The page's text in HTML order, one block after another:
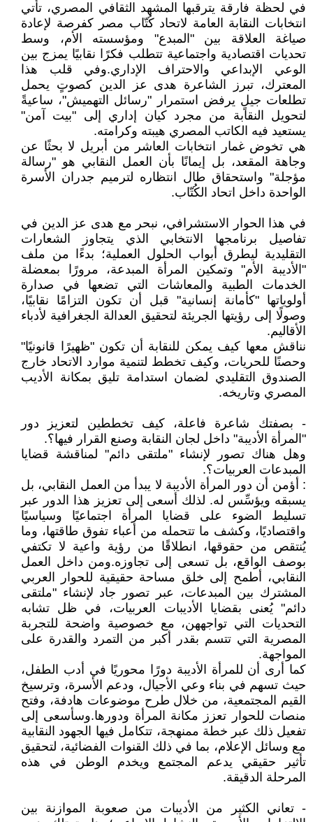
في لحظة فارقة يترقبها المشهد الثقافي المصري، تأتي
انتخابات النقابة العامة لاتحاد كُتّاب مصر كفرصة لإعادة
صياغة العلاقة بين "المبدع" ومؤسسته الأم، وسط
تحديات اقتصادية واجتماعية تتطلب فكرًا نقابيًا يمزج بين
الوعي الإبداعي والاحتراف الإداري.وفي قلب هذا
المعترك، تبرز الشاعرة هدى عز الدين كصوتٍ يحمل
تطلعات جيلٍ يرفض استمرار "رسائل التهميش"، ساعيةً
لتحويل النقابة من مجرد كيان إداري إلى "بيت آمن"
يستعيد فيه الكاتب المصري هيبته وكرامته.
هي تخوض غمار انتخابات العاشر من أبريل لا بحثًا عن
وجاهة المقعد، بل إيمانًا بأن العمل النقابي هو "رسالة
مؤجلة" واستحقاق طال انتظاره لترميم جدران الأسرة
الواحدة داخل اتحاد الكُتّاب.
في هذا الحوار الاستشرافي، نبحر مع هدى عز الدين في
تفاصيل برنامجها الانتخابي الذي يتجاوز الشعارات
التقليدية ليطرق أبواب الحلول العملية؛ بدءًا من ملف
"الأديبة الأم" وتمكين المرأة المبدعة، مرورًا بمعضلة
الخدمات الطبية والمعاشات التي تضعها في صدارة
أولوياتها "كأمانة إنسانية" قبل أن تكون التزامًا نقابيًا،
وصولًا إلى رؤيتها الجريئة لتحقيق العدالة الجغرافية لأدباء
الأقاليم.
نناقش معها كيف يمكن للنقابة أن تكون "ظهيرًا قانونيًا"
وحصنًا للحريات، وكيف تخطط لتنمية موارد الاتحاد خارج
الصندوق التقليدي لضمان استدامة تليق بمكانة الأديب
المصري وتاريخه.
- بصفتك شاعرة فاعلة، كيف تخططين لتعزيز دور
"المرأة الأديبة" داخل لجان النقابة وصنع القرار فيها؟.
وهل هناك تصور لإنشاء "ملتقى دائم" لمناقشة قضايا
المبدعات العربيات؟.
: أؤمن أن دور المرأة الأديبة لا يبدأ من العمل النقابي، بل
يسبقه ويؤسِّس له. لذلك أسعى إلى تعزيز هذا الدور عبر
تسليط الضوء على قضايا المرأة اجتماعيًا وسياسيًا
واقتصاديًا، وكشف ما تتحمله من أعباء تفوق طاقتها، وما
يُنتقص من حقوقها، انطلاقًا من رؤية واعية لا تكتفي
بوصف الواقع، بل تسعى إلى تجاوزه.ومن داخل العمل
النقابي، أطمح إلى خلق مساحة حقيقية للحوار العربي
المشترك بين المبدعات، عبر تصور جاد لإنشاء "ملتقى
دائم" يُعنى بقضايا الأديبات العربيات، في ظل تشابه
التحديات التي تواجههن، مع خصوصية واضحة للتجربة
المصرية التي تتسم بقدر أكبر من التمرد والقدرة على
المواجهة.
كما أرى أن للمرأة الأديبة دورًا محوريًا في أدب الطفل،
حيث تسهم في بناء وعي الأجيال، ودعم الأسرة، وترسيخ
القيم المجتمعية، من خلال طرح موضوعات هادفة، وفتح
منصات للحوار تعزز مكانة المرأة ودورها.وسأسعى إلى
تفعيل ذلك عبر خطة ممنهجة، تتكامل فيها الجهود النقابية
مع وسائل الإعلام، بما في ذلك القنوات الفضائية، لتحقيق
تأثير حقيقي يدعم المجتمع ويخدم الوطن في هذه
المرحلة الدقيقة.
- تعاني الكثير من الأديبات من صعوبة الموازنة بين